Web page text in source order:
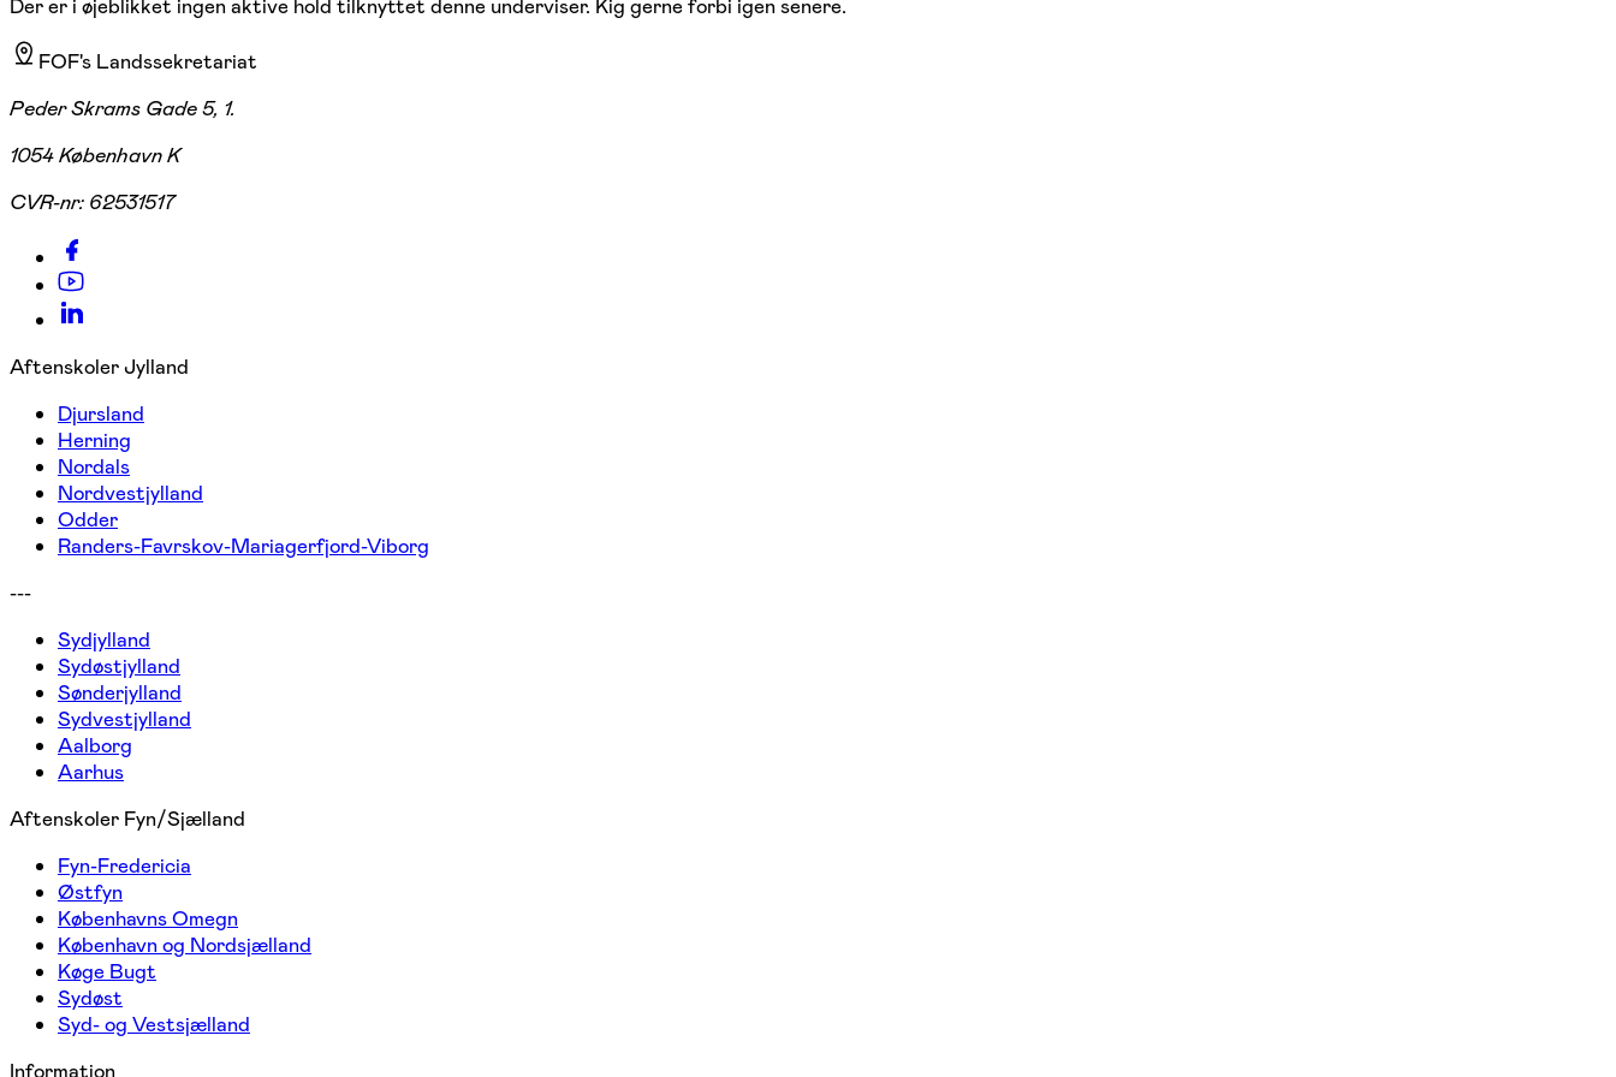
Der er i øjeblikket ingen aktive hold tilknyttet denne underviser. Kig gerne forbi igen senere.
FOF's Landssekretariat
Peder Skrams Gade 5, 1.
1054 København K
CVR-nr: 62531517
Aftenskoler Jylland
Djursland
Herning
Nordals
Nordvestjylland
Odder
Randers-Favrskov-Mariagerfjord-Viborg
---
Sydjylland
Sydøstjylland
Sønderjylland
Sydvestjylland
Aalborg
Aarhus
Aftenskoler Fyn/Sjælland
Fyn-Fredericia
Østfyn
Københavns Omegn
København og Nordsjælland
Køge Bugt
Sydøst
Syd- og Vestsjælland
Information